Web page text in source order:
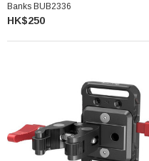
Banks BUB2336
HK$250